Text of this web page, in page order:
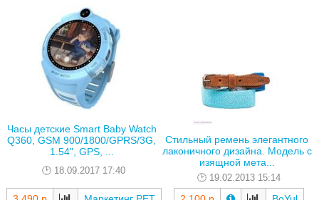
Часы детские Smart Baby Watch
Q360, GSM 900/1800/GPRS/3G,
1.54", GPS, ...
18.09.2017 17:40
Стильный ремень элегантного
лаконичного дизайна. Модель с
изящной мета...
19.02.2013 15:14